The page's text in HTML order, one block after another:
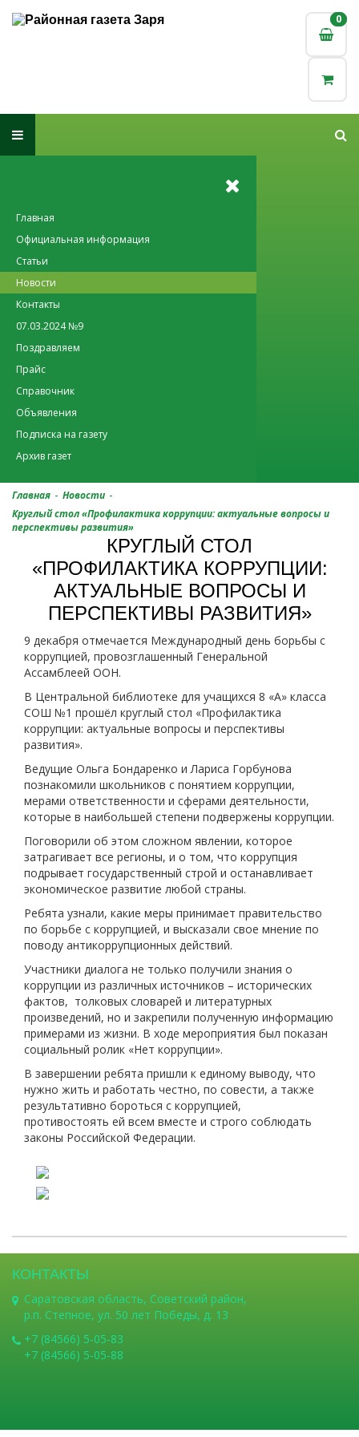
0
0
Главная
Официальная информация
Статьи
Новости
Контакты
07.03.2024 №9
Поздравляем
Прайс
Справочник
Объявления
Подписка на газету
Архив газет
Главная - Новости -
Круглый стол «Профилактика коррупции: актуальные вопросы и
перспективы развития»
КРУГЛЫЙ СТОЛ
«ПРОФИЛАКТИКА КОРРУПЦИИ:
АКТУАЛЬНЫЕ ВОПРОСЫ И
ПЕРСПЕКТИВЫ РАЗВИТИЯ»
9 декабря отмечается Международный день борьбы с
коррупцией, провозглашенный Генеральной
Ассамблеей ООН.
В Центральной библиотеке для учащихся 8 «А» класса
СОШ №1 прошёл круглый стол «Профилактика
коррупции: актуальные вопросы и перспективы
развития».
Ведущие Ольга Бондаренко и Лариса Горбунова
познакомили школьников с понятием коррупции,
мерами ответственности и сферами деятельности,
которые в наибольшей степени подвержены коррупции.
Поговорили об этом сложном явлении, которое
затрагивает все регионы, и о том, что коррупция
подрывает государственный строй и останавливает
экономическое развитие любой страны.
Ребята узнали, какие меры принимает правительство
по борьбе с коррупцией, и высказали свое мнение по
поводу антикоррупционных действий.
Участники диалога не только получили знания о
коррупции из различных источников – исторических
фактов, толковых словарей и литературных
произведений, но и закрепили полученную информацию
примерами из жизни. В ходе мероприятия был показан
социальный ролик «Нет коррупции».
В завершении ребята пришли к единому выводу, что
нужно жить и работать честно, по совести, а также
результативно бороться с коррупцией,
противостоять ей всем вместе и строго соблюдать
законы Российской Федерации.
КОНТАКТЫ
Саратовская область, Советский район,
р.п. Степное, ул. 50 лет Победы, д. 13
+7 (84566) 5-05-83
+7 (84566) 5-05-88